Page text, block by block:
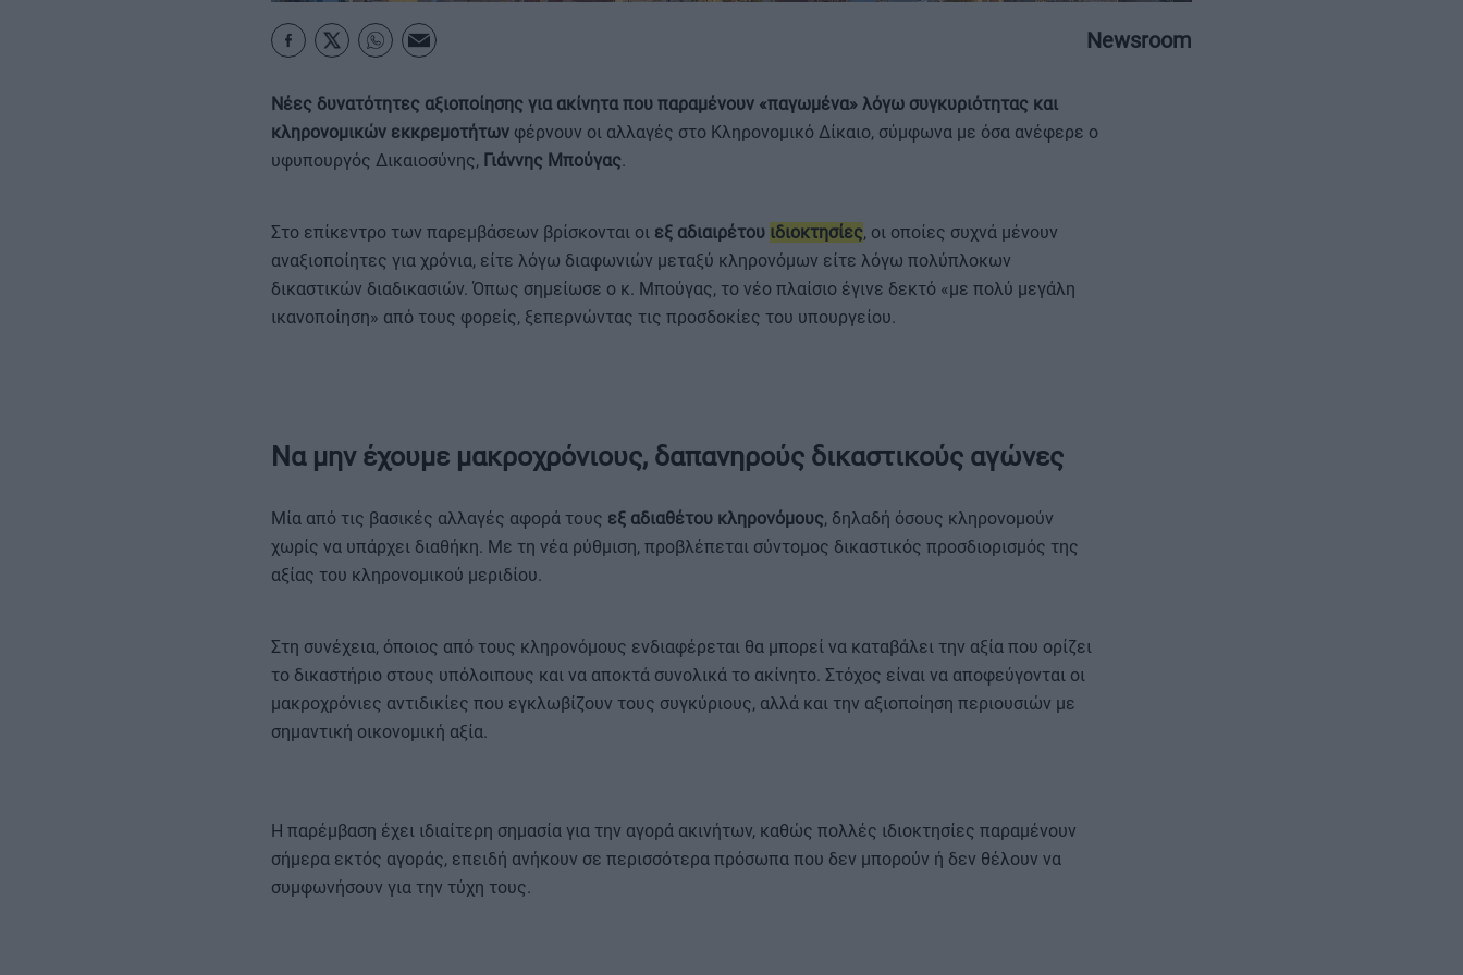
ΚΑΡΑΜΠΟΛΕΣ
Newsroom
Νέες δυνατότητες αξιοποίησης για ακίνητα που παραμένουν «παγωμένα» λόγω συγκυριότητας και
κληρονομικών εκκρεμοτήτωνφέρνουν οι αλλαγές στο Κληρονομικό Δίκαιο, σύμφωνα με όσα ανέφερε ο
υφυπουργός Δικαιοσύνης, Γιάννης Μπούγας.
Στο επίκεντρο των παρεμβάσεων βρίσκονται οι εξ αδιαιρέτου ιδιοκτησίες, οι οποίες συχνά μένουν
αναξιοποίητες για χρόνια, είτε λόγω διαφωνιών μεταξύ κληρονόμων είτε λόγω πολύπλοκων
δικαστικών διαδικασιών. Όπως σημείωσε ο κ. Μπούγας, το νέο πλαίσιο έγινε δεκτό «με πολύ μεγάλη
ικανοποίηση» από τους φορείς, ξεπερνώντας τις προσδοκίες του υπουργείου.
Να μην έχουμε μακροχρόνιους, δαπανηρούς δικαστικούς αγώνες
Μία από τις βασικές αλλαγές αφορά τους εξ αδιαθέτου κληρονόμους, δηλαδή όσους κληρονομούν
χωρίς να υπάρχει διαθήκη. Με τη νέα ρύθμιση, προβλέπεται σύντομος δικαστικός προσδιορισμός της
αξίας του κληρονομικού μεριδίου.
Στη συνέχεια, όποιος από τους κληρονόμους ενδιαφέρεται θα μπορεί να καταβάλει την αξία που ορίζει
το δικαστήριο στους υπόλοιπους και να αποκτά συνολικά το ακίνητο. Στόχος είναι να αποφεύγονται οι
μακροχρόνιες αντιδικίες που εγκλωβίζουν τους συγκύριους, αλλά και την αξιοποίηση περιουσιών με
σημαντική οικονομική αξία.
Η παρέμβαση έχει ιδιαίτερη σημασία για την αγορά ακινήτων, καθώς πολλές ιδιοκτησίες παραμένουν
σήμερα εκτός αγοράς, επειδή ανήκουν σε περισσότερα πρόσωπα που δεν μπορούν ή δεν θέλουν να
συμφωνήσουν για την τύχη τους.